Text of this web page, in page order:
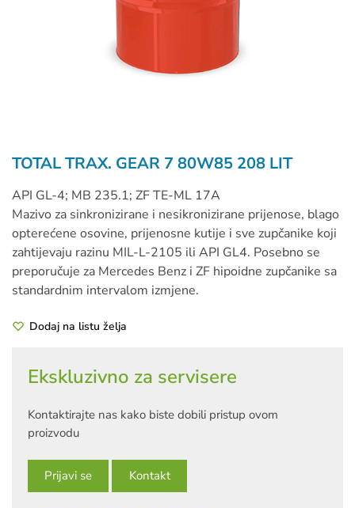
TOTAL TRAX. GEAR 7 80W85 208 LIT
API GL-4; MB 235.1; ZF TE-ML 17A
Mazivo za sinkronizirane i nesikronizirane prijenose, blago
opterećene osovine, prijenosne kutije i sve zupčanike koji
zahtijevaju razinu MIL-L-2105 ili API GL4. Posebno se
preporučuje za Mercedes Benz i ZF hipoidne zupčanike sa
standardnim intervalom izmjene.
Dodaj na listu želja
Ekskluzivno za servisere
Kontaktirajte nas kako biste dobili pristup ovom
proizvodu
Prijavi se Kontakt